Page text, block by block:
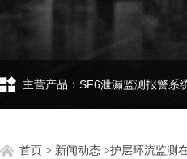
首页 > 新闻动态 >护层环流监测